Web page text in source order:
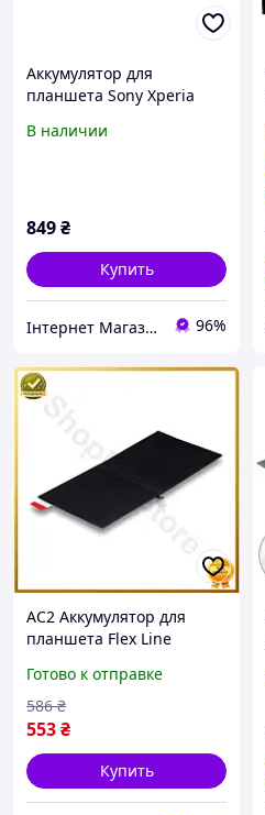
Аккумулятор для
планшета Sony Xperia
(LIS2210ERPX,
В наличии
849₴
Купить
Інтернет Магазин "max-it.com.ua" 96%
AC2 Аккумулятор для
планшета Flex Line
батарея для MediaPad 5T
T8 HB2899C0ECW энерг
DE
Готово к отправке
553₴
586 ₴
Купить